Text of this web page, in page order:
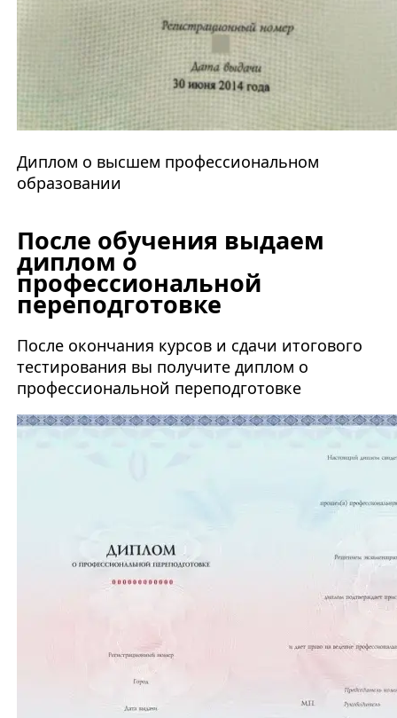
Диплом о высшем профессиональном
образовании
После обучения выдаем
диплом о
профессиональной
переподготовке
После окончания курсов и сдачи итогового
тестирования вы получите диплом о
профессиональной переподготовке